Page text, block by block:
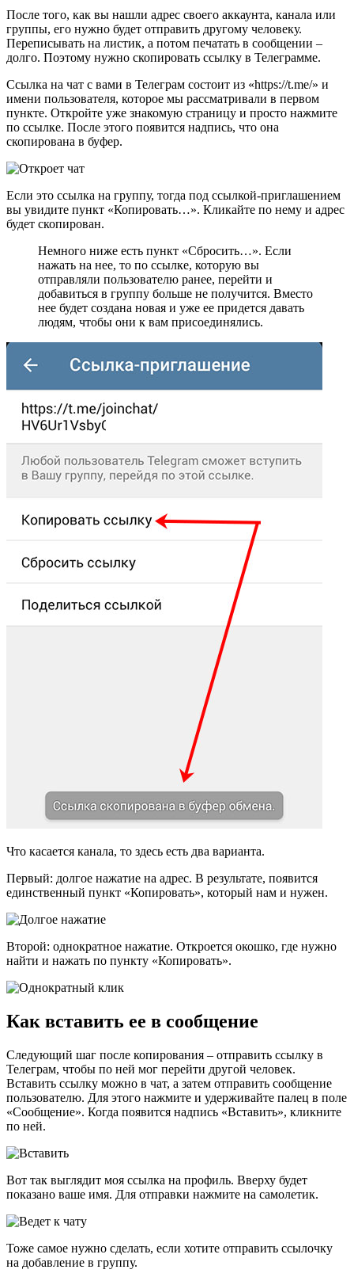
После того, как вы нашли адрес своего аккаунта, канала или
группы, его нужно будет отправить другому человеку.
Переписывать на листик, а потом печатать в сообщении –
долго. Поэтому нужно скопировать ссылку в Телеграмме.
Ссылка на чат с вами в Телеграм состоит из «https://t.me/» и
имени пользователя, которое мы рассматривали в первом
пункте. Откройте уже знакомую страницу и просто нажмите
по ссылке. После этого появится надпись, что она
скопирована в буфер.
Если это ссылка на группу, тогда под ссылкой-приглашением
вы увидите пункт «Копировать…». Кликайте по нему и адрес
будет скопирован.
Немного ниже есть пункт «Сбросить…». Если
нажать на нее, то по ссылке, которую вы
отправляли пользователю ранее, перейти и
добавиться в группу больше не получится. Вместо
нее будет создана новая и уже ее придется давать
людям, чтобы они к вам присоединялись.
Что касается канала, то здесь есть два варианта.
Первый: долгое нажатие на адрес. В результате, появится
единственный пункт «Копировать», который нам и нужен.
Второй: однократное нажатие. Откроется окошко, где нужно
найти и нажать по пункту «Копировать».
Как вставить ее в сообщение
Следующий шаг после копирования – отправить ссылку в
Телеграм, чтобы по ней мог перейти другой человек.
Вставить ссылку можно в чат, а затем отправить сообщение
пользователю. Для этого нажмите и удерживайте палец в поле
«Сообщение». Когда появится надпись «Вставить», кликните
по ней.
Вот так выглядит моя ссылка на профиль. Вверху будет
показано ваше имя. Для отправки нажмите на самолетик.
Тоже самое нужно сделать, если хотите отправить ссылочку
на добавление в группу.